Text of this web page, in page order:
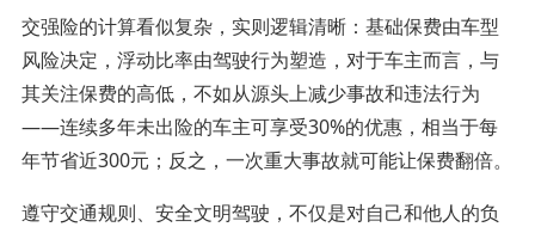
交强险的计算看似复杂，实则逻辑清晰：基础保费由车型
风险决定，浮动比率由驾驶行为塑造，对于车主而言，与
其关注保费的高低，不如从源头上减少事故和违法行为
——连续多年未出险的车主可享受30%的优惠，相当于每
年节省近300元；反之，一次重大事故就可能让保费翻倍。
遵守交通规则、安全文明驾驶，不仅是对自己和他人的负